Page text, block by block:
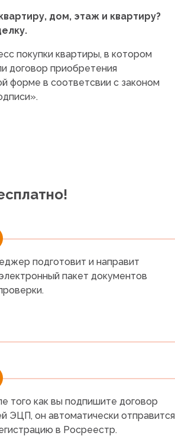
дом, этаж и квартиру?
покупки квартиры, в котором
договор приобретения
форме в соответсвии с законом
подготовит и направит
пакет документов
того как вы подпишите договор
ЭЦП, он автоматически отправится
в Росреестр.